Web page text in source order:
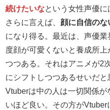
続けたいなという女性声優に
さらに言えば、 顔に自信のな
になり得る。最近は、声優
度顔が可愛くないと養成所
つつある。それはアニメが2
にシフトしつつあるせいだと
Vtuberは中の人は一切関係
いほど良い。その方が